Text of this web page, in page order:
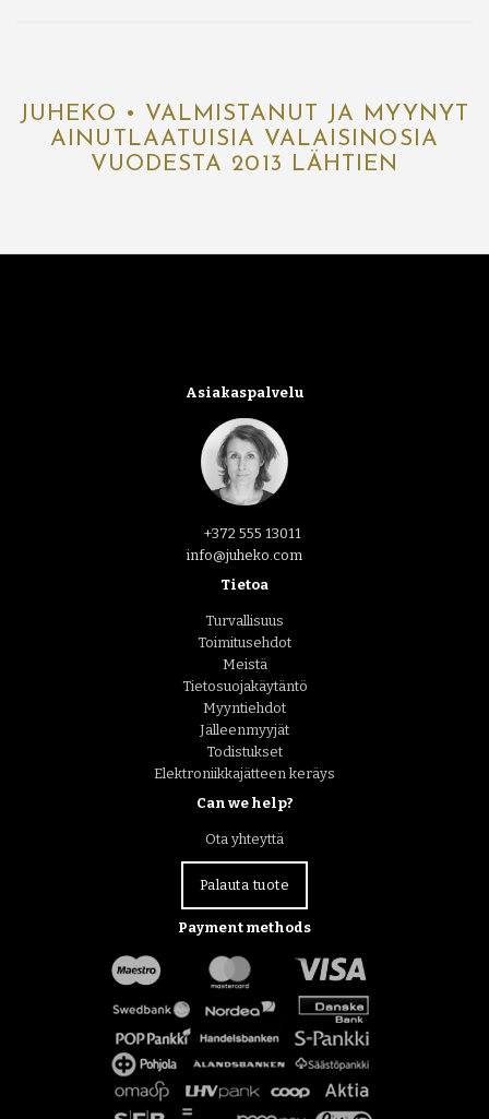
JUHEKO • VALMISTANUT JA MYYNYT
AINUTLAATUISIA VALAISINOSIA
VUODESTA 2013 LÄHTIEN
Asiakaspalvelu
+372 555 13011
info@juheko.com
Tietoa
Turvallisuus
Toimitusehdot
Meistä
Tietosuojakäytäntö
Myyntiehdot
Jälleenmyyjät
Todistukset
Elektroniikkajätteen keräys
Can we help?
Ota yhteyttä
Palauta tuote
Payment methods